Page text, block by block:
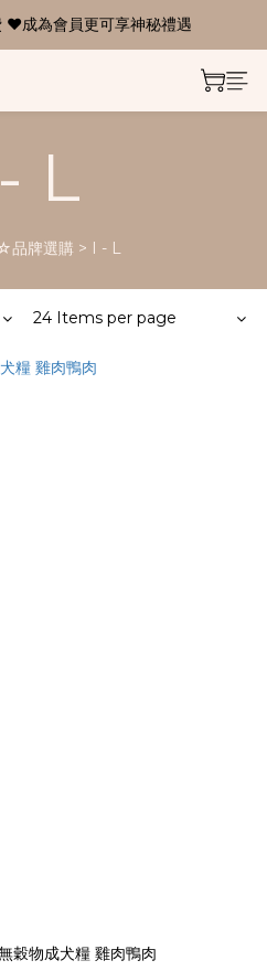
❤成為會員更可享神秘禮遇
L
品牌選購 > I - L
24 Items per page
穀物成犬糧 雞肉鴨肉